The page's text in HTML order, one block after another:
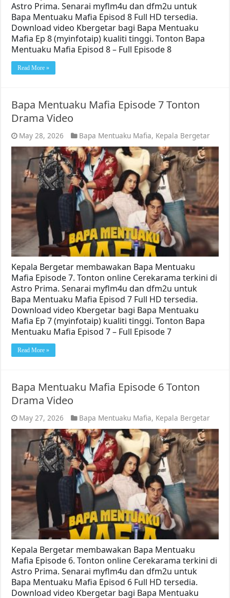
Astro Prima. Senarai myflm4u dan dfm2u untuk
Bapa Mentuaku Mafia Episod 8 Full HD tersedia.
Download video Kbergetar bagi Bapa Mentuaku
Mafia Ep 8 (myinfotaip) kualiti tinggi. Tonton Bapa
Mentuaku Mafia Episod 8 – Full Episode 8
Read More »
Bapa Mentuaku Mafia Episode 7 Tonton
Drama Video
May 28, 2026 Bapa Mentuaku Mafia, Kepala Bergetar
Kepala Bergetar membawakan Bapa Mentuaku
Mafia Episode 7. Tonton online Cerekarama terkini di
Astro Prima. Senarai myflm4u dan dfm2u untuk
Bapa Mentuaku Mafia Episod 7 Full HD tersedia.
Download video Kbergetar bagi Bapa Mentuaku
Mafia Ep 7 (myinfotaip) kualiti tinggi. Tonton Bapa
Mentuaku Mafia Episod 7 – Full Episode 7
Read More »
Bapa Mentuaku Mafia Episode 6 Tonton
Drama Video
May 27, 2026 Bapa Mentuaku Mafia, Kepala Bergetar
Kepala Bergetar membawakan Bapa Mentuaku
Mafia Episode 6. Tonton online Cerekarama terkini di
Astro Prima. Senarai myflm4u dan dfm2u untuk
Bapa Mentuaku Mafia Episod 6 Full HD tersedia.
Download video Kbergetar bagi Bapa Mentuaku